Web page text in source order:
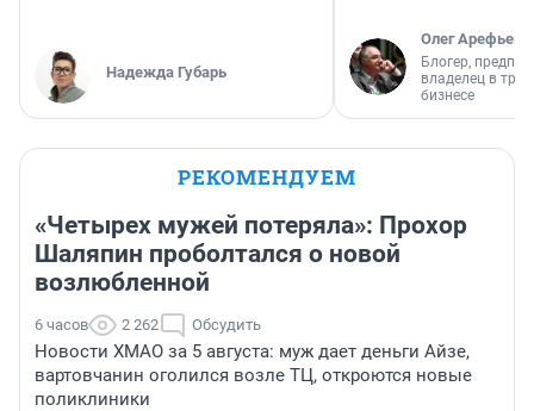
Надежда Губарь
Олег Арефьев
Блогер,
владелец в
бизнесе
РЕКОМЕНДУЕМ
«Четырех мужей потеряла»: Прохор
Шаляпин проболтался о новой
возлюбленной
6 часов 2 262 Обсудить
Новости ХМАО за 5 августа: муж дает деньги Айзе,
вартовчанин оголился возле ТЦ, откроются новые
поликлиники